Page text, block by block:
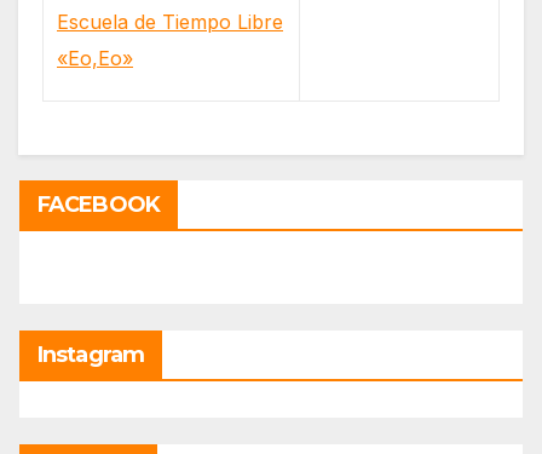
Escuela de Tiempo Libre
«Eo,Eo»
FACEBOOK
Instagram